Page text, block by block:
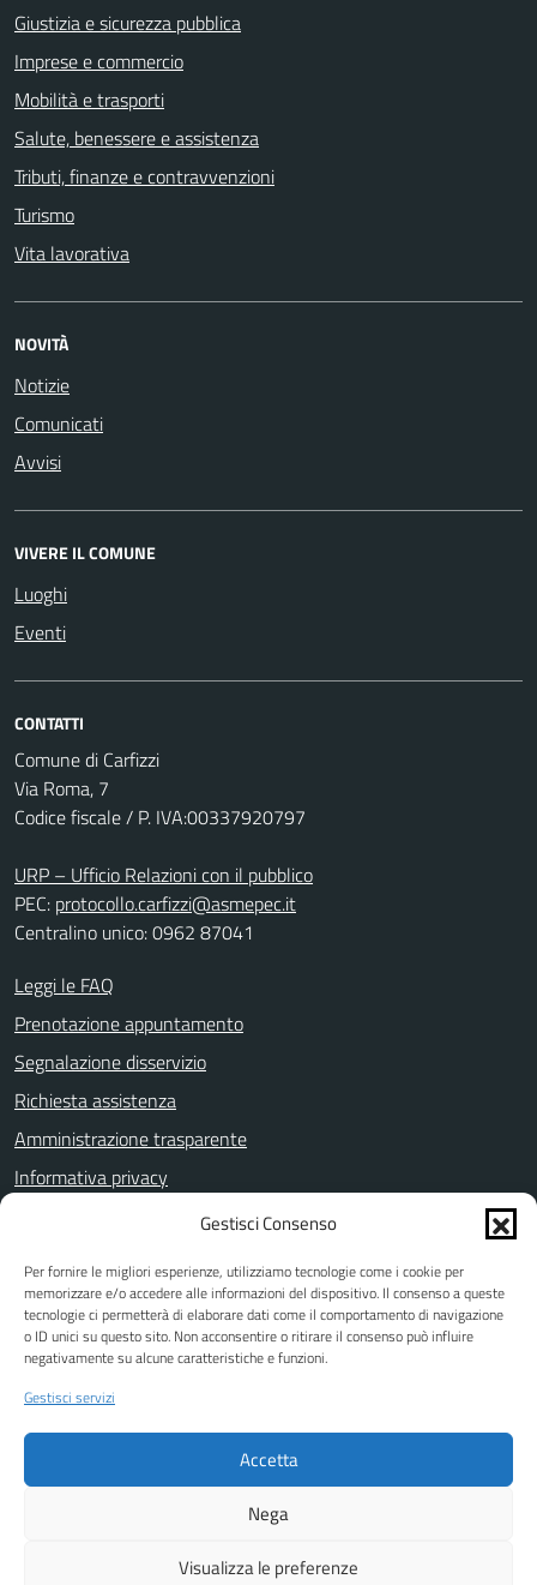
Gestisci Consenso
Per fornire le migliori esperienze, utilizziamo tecnologie come i cookie per
memorizzare e/o accedere alle informazioni del dispositivo. Il consenso a queste
tecnologie ci permetterà di elaborare dati come il comportamento di navigazione
o ID unici su questo sito. Non acconsentire o ritirare il consenso può influire
negativamente su alcune caratteristiche e funzioni.
Gestisci servizi
Accetta
Nega
Visualizza le preferenze
Giustizia e sicurezza pubblica
Imprese e commercio
Mobilità e trasporti
Salute, benessere e assistenza
Tributi, finanze e contravvenzioni
Turismo
Vita lavorativa
NOVITÀ
Notizie
Comunicati
Avvisi
VIVERE IL COMUNE
Luoghi
Eventi
CONTATTI
Comune di Carfizzi
Via Roma, 7
Codice fiscale / P. IVA:00337920797
URP – Ufficio Relazioni con il pubblico
PEC: protocollo.carfizzi@asmepec.it
Centralino unico: 0962 87041
Leggi le FAQ
Prenotazione appuntamento
Segnalazione disservizio
Richiesta assistenza
Amministrazione trasparente
Informativa privacy
Piano di miglioramento del sito
Cookie Policy (UE)
ASMENET CALABRIA